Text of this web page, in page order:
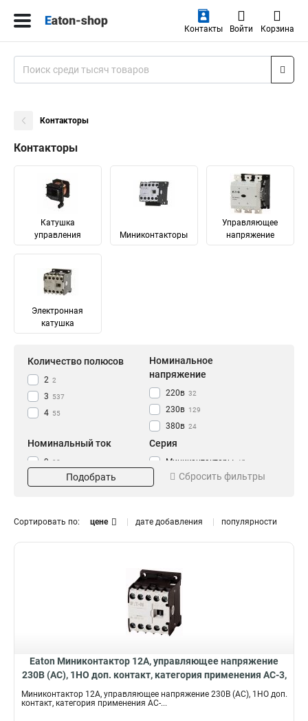
Контакты Войти Корзина
Контакторы
Контакторы
Катушка
управления
Миниконтакторы
Управляющее
напряжение
Электронная
катушка
Количество полюсов
2 2
3 537
4 55
Номинальное
напряжение
220в 32
230в 129
380в 24
Номинальный ток
9 92
25 62
115 18
160 4
250 1
Серия
Миниконтакторы 45
Степень защиты
Подобрать Сбросить фильтры
Сортировать по: цене дате добавления популярности
Eaton Миниконтактор 12А, управляющее напряжение
230В (AC), 1НO доп. контакт, категория применения AC-3,
АС4 DILEM12-10(230V50Hz)
Миниконтактор 12А, управляющее напряжение 230В (AC), 1НO доп.
контакт, категория применения AC-...